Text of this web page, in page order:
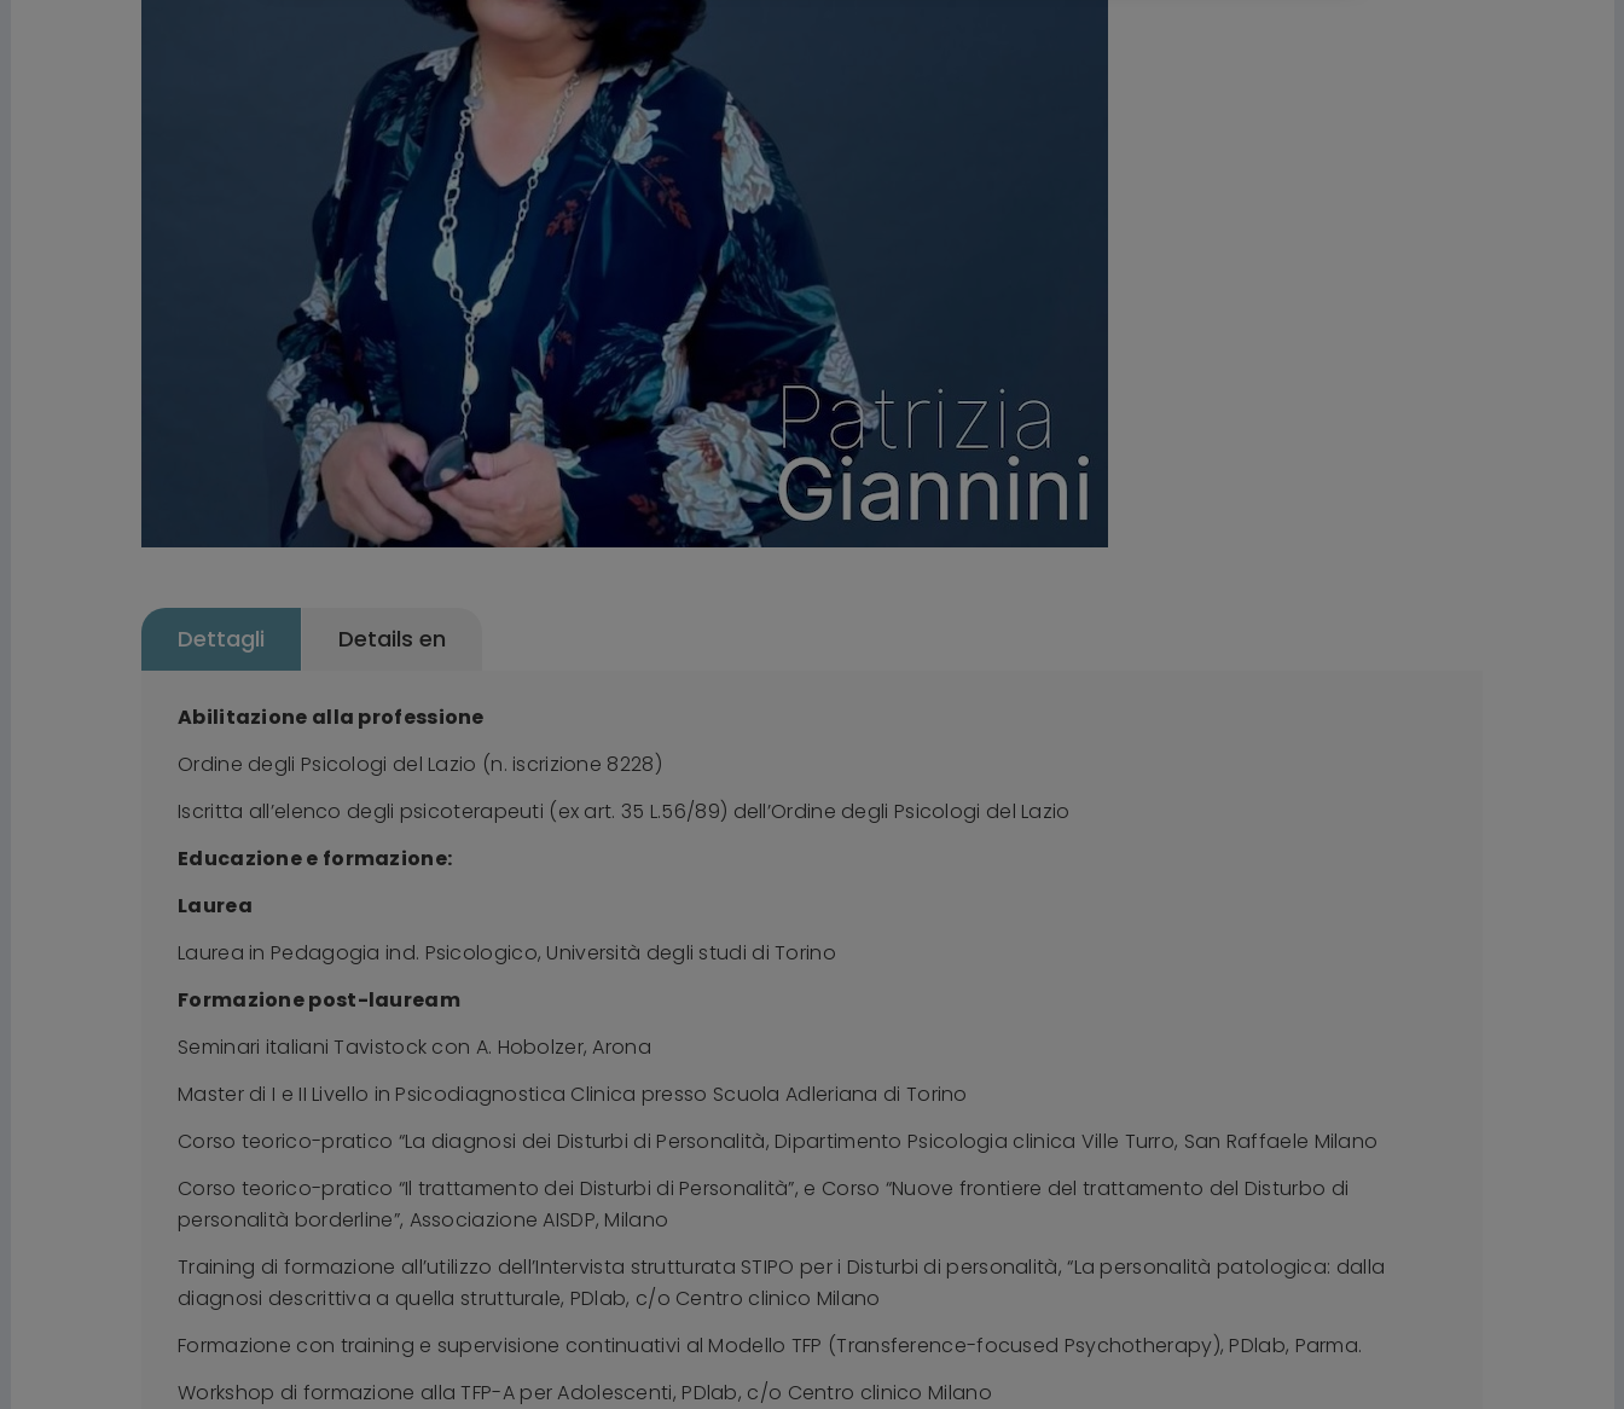
Dettagli Details en
Abilitazione alla professione
Ordine degli Psicologi del Lazio (n. iscrizione 8228)
Iscritta all’elenco degli psicoterapeuti (ex art. 35 L.56/89) dell’Ordine degli Psicologi del Lazio
Educazione e formazione:
Laurea
Laurea in Pedagogia ind. Psicologico, Università degli studi di Torino
Formazione post-lauream
Seminari italiani Tavistock con A. Hobolzer, Arona
Master di I e II Livello in Psicodiagnostica Clinica presso Scuola Adleriana di Torino
Corso teorico-pratico “La diagnosi dei Disturbi di Personalità, Dipartimento Psicologia clinica Ville Turro, San Raffaele Milano
Corso teorico-pratico “Il trattamento dei Disturbi di Personalità”, e Corso “Nuove frontiere del trattamento del Disturbo di
personalità borderline”, Associazione AISDP, Milano
Training di formazione all’utilizzo dell’Intervista strutturata STIPO per i Disturbi di personalità, “La personalità patologica: dalla
diagnosi descrittiva a quella strutturale, PDlab, c/o Centro clinico Milano
Formazione con training e supervisione continuativi al Modello TFP (Transference-focused Psychotherapy), PDlab, Parma.
Workshop di formazione alla TFP-A per Adolescenti, PDlab, c/o Centro clinico Milano